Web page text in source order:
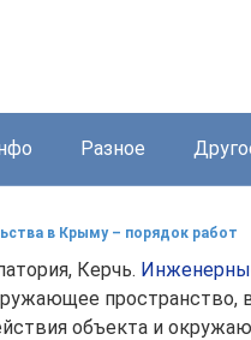
Разное
в Крыму – порядок работ
Керчь.
объекта и